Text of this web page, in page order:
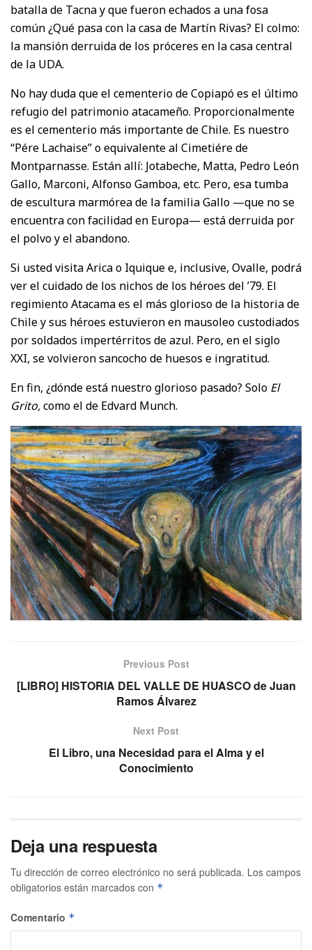
batalla de Tacna y que fueron echados a una fosa
común ¿Qué pasa con la casa de Martín Rivas? El colmo:
la mansión derruida de los próceres en la casa central
de la UDA.
No hay duda que el cementerio de Copiapó es el último
refugio del patrimonio atacameño. Proporcionalmente
es el cementerio más importante de Chile. Es nuestro
“Pére Lachaise” o equivalente al Cimetiére de
Montparnasse. Están allí: Jotabeche, Matta, Pedro León
Gallo, Marconi, Alfonso Gamboa, etc. Pero, esa tumba
de escultura marmórea de la familia Gallo —que no se
encuentra con facilidad en Europa— está derruida por
el polvo y el abandono.
Si usted visita Arica o Iquique e, inclusive, Ovalle, podrá
ver el cuidado de los nichos de los héroes del ’79. El
regimiento Atacama es el más glorioso de la historia de
Chile y sus héroes estuvieron en mausoleo custodiados
por soldados impertérritos de azul. Pero, en el siglo
XXI, se volvieron sancocho de huesos e ingratitud.
En fin, ¿dónde está nuestro glorioso pasado? Solo El
Grito,como el de Edvard Munch.
Previous Post
[LIBRO] HISTORIA DEL VALLE DE HUASCO de Juan
Ramos Álvarez
Next Post
El Libro, una Necesidad para el Alma y el
Conocimiento
Deja una respuesta
Tu dirección de correo electrónico no será publicada. Los campos
obligatorios están marcados con *
Comentario *